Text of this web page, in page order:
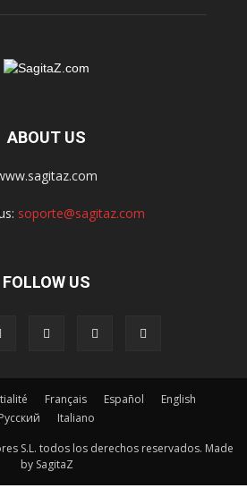
ABOUT US
soporte@sagitaz.com
FOLLOW US
Français Español
English
Русский
Italiano
S.L. todos los derechos reservados. Made
by SagitaZ